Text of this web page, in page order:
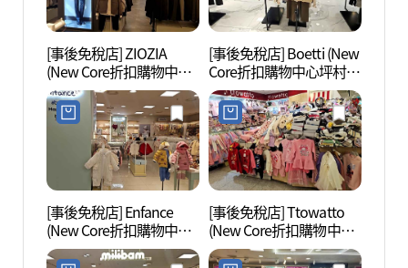
[事後免稅店] ZIOZIA
(New Core折扣購物中心
坪村店)(지오지아 뉴코아
아울렛 평촌점)
[事後免稅店] Boetti (New
Core折扣購物中心坪村
店)(보에띠 뉴코아아울렛
평촌점)
[事後免稅店] Enfance
(New Core折扣購物中心
坪村店)(앙팡스 뉴코아아
[事後免稅店] Ttowatto
(New Core折扣購物中心
坪村店)(또와또 뉴코아아